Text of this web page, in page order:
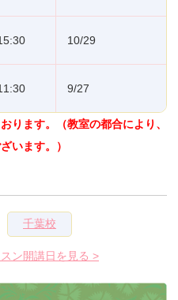
10/29
9/27
ります。（教室の都合により、
います。）
千葉校
ン開講日を見る >